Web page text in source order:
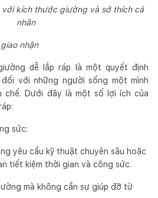
kích thước giường và sở thích cá
nhân
nhận
dễ lắp ráp là một quyết định
với những người sống một mình
chế. Dưới đây là một số lợi ích của
sức:
yêu cầu kỹ thuật chuyên sâu hoặc
tiết kiệm thời gian và công sức.
mà không cần sự giúp đỡ từ